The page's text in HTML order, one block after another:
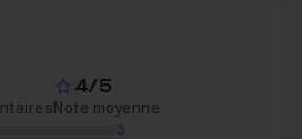
4/5
Note moyenne
3